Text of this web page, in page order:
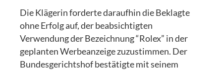
Die Klägerin forderte daraufhin die Beklagte
ohne Erfolg auf, der beabsichtigten
Verwendung der Bezeichnung “Rolex” in der
geplanten Werbeanzeige zuzustimmen. Der
Bundesgerichtshof bestätigte mit seinem